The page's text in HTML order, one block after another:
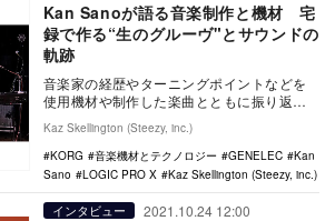
Kan Sanoが語る音楽制作と機材 宅
録で作る“生のグルーヴ"とサウンドの
軌跡
音楽家の経歴やターニングポイントなどを
使用機材や制作した楽曲とともに振り返る
キーボーディ…
Kaz Skellington (Steezy, inc.)
KORG
音楽機材とテクノロジー GENELEC
Kan
Sano
LOGIC PRO X Kaz Skellington (Steezy, inc.)
インタビュー 2021.10.24 12:00